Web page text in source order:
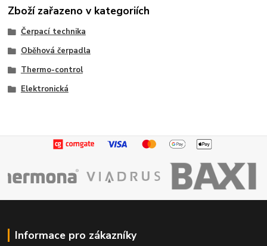
Zboží zařazeno v kategoriích
Čerpací technika
Oběhová čerpadla
Thermo-control
Elektronická
Informace pro zákazníky